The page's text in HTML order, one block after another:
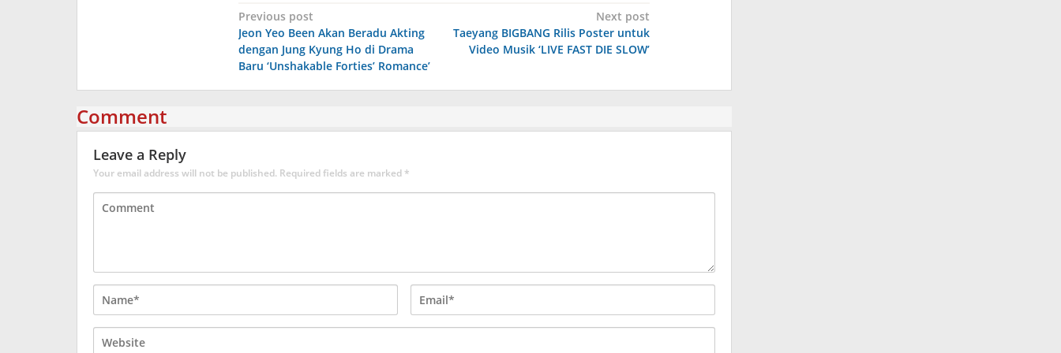
Post
navigation
Previous post
Jeon Yeo Been Akan Beradu Akting
dengan Jung Kyung Ho di Drama
Baru ‘Unshakable Forties’ Romance’
Next post
Taeyang BIGBANG Rilis Poster untuk
Video Musik ‘LIVE FAST DIE SLOW’
Comment
Leave a Reply
Your email address will not be published. Required fields are marked*